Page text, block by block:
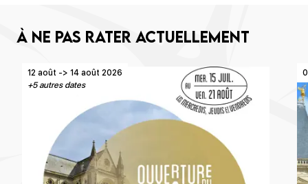
À ne pas rater actuellement
12 août -> 14 août 2026
+5 autres dates